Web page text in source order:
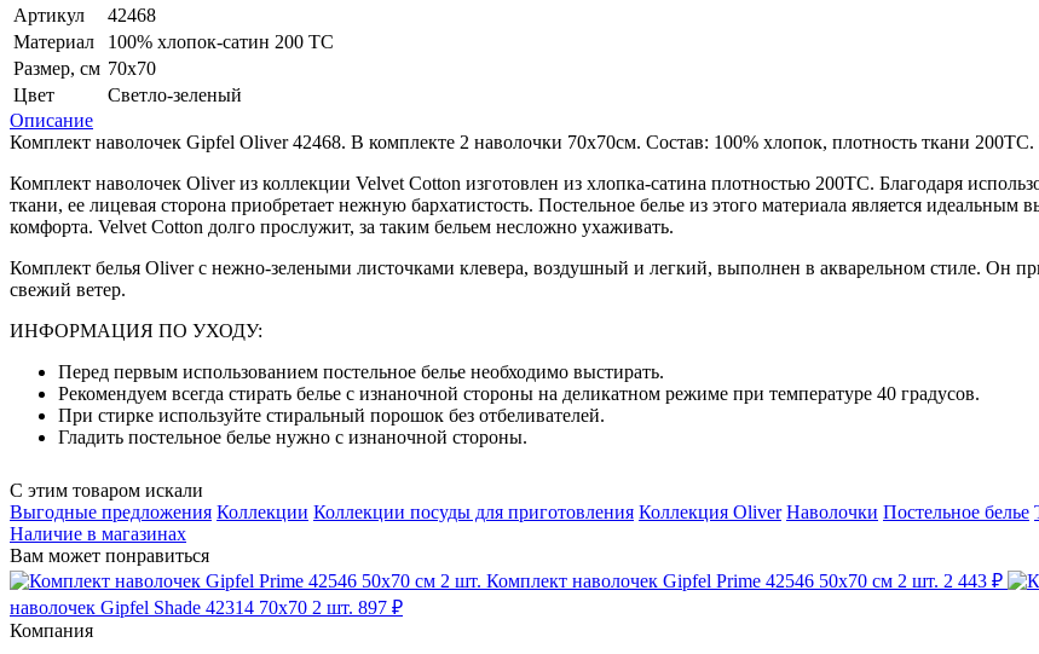
Артикул
42468
Материал
100% хлопок-сатин 200 TC
Размер, см 70x70
Цвет
Светло-зеленый
Описание
Комплект наволочек Gipfel Oliver 42468. В комплекте 2 наволочки 70x70см. Состав: 100% хлопок, плотность ткани 200TC.
Комплект наволочек Oliver из коллекции Velvet Cotton изготовлен из хлопка-сатина плотностью 200ТС. Благодаря
ткани, ее лицевая сторона приобретает нежную бархатистость. Постельное белье из этого материала является
комфорта. Velvet Cotton долго прослужит, за таким бельем несложно ухаживать.
Комплект белья Oliver с нежно-зелеными листочками клевера, воздушный и легкий, выполнен в акварельном стиле. Он
свежий ветер.
ИНФОРМАЦИЯ ПО УХОДУ:
Перед первым использованием постельное белье необходимо выстирать.
Рекомендуем всегда стирать белье с изнаночной стороны на деликатном режиме при температуре 40 градусов.
При стирке используйте стиральный порошок без отбеливателей.
Гладить постельное белье нужно с изнаночной стороны.
С этим товаром искали
Выгодные предложения Коллекции Коллекции посуды для приготовления Коллекция Oliver Наволочки Постельное белье
Наличие в магазинах
Вам может понравиться
Комплект наволочек Gipfel Prime 42546 50х70 см 2 шт. 2 443 ₽
наволочек Gipfel Shade 42314 70х70 2 шт. 897 ₽
Компания